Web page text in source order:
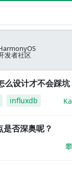
发者社区
设计才不会踩坑
influxdb
否深奥呢？